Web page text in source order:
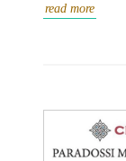
read more